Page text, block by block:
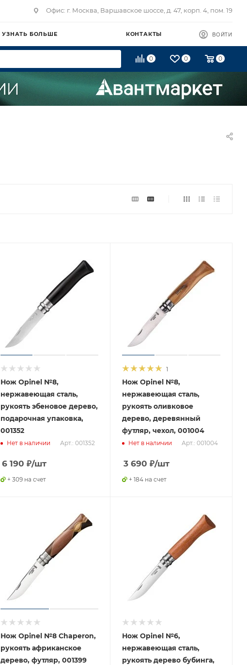
Офис: г. Москва, Варшавское шоссе, д. 47, корп. 4, пом. 19
УЗНАТЬ БОЛЬШЕ КОНТАКТЫ ВОЙТИ
0 0 0
Нож Opinel №8,
нержавеющая сталь,
рукоять эбеновое дерево,
подарочная упаковка,
001352
Нет в наличии Арт.: 001352
6 190 ₽/шт
+ 309 на счет
1
Нож Opinel №8,
нержавеющая сталь,
рукоять оливковое
дерево, деревянный
футляр, чехол, 001004
Нет в наличии Арт.: 001004
3 690 ₽/шт
+ 184 на счет
Нож Opinel №8 Chaperon,
рукоять африканское
дерево, футляр, 001399
Нож Opinel №6,
нержавеющая сталь,
рукоять дерево бубинга,